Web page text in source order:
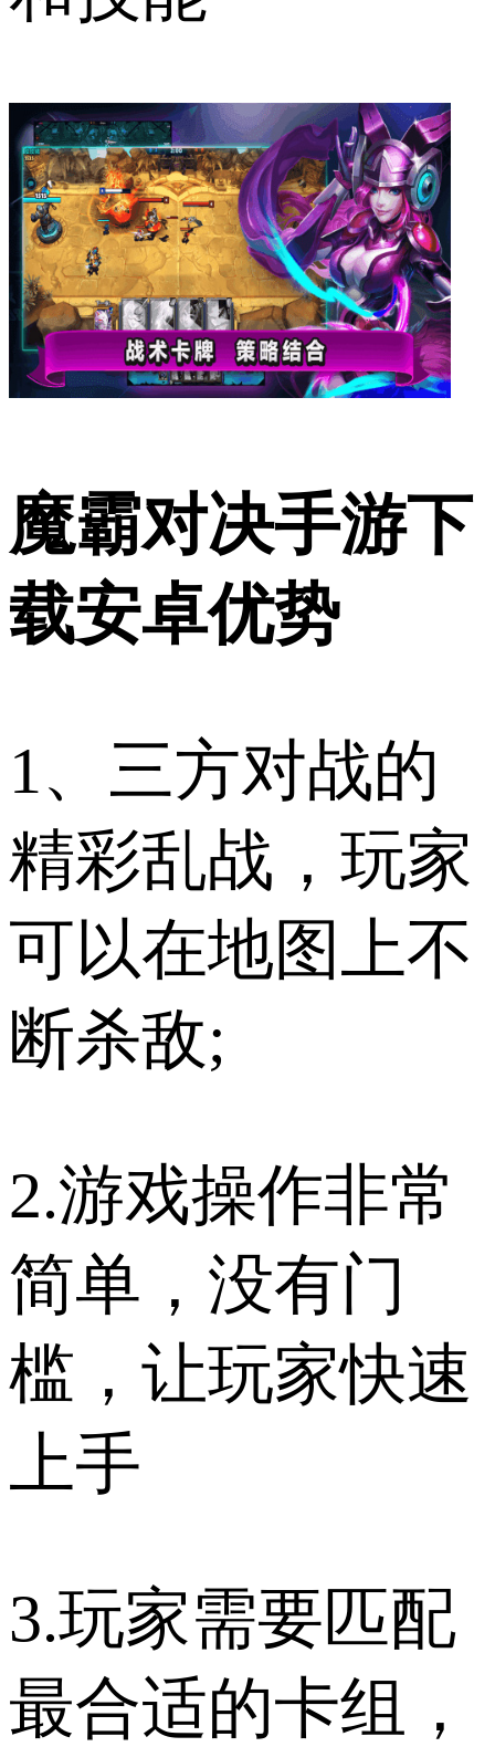
魔霸对决手游下
载安卓优势
1、三方对战的
精彩乱战，玩家
可以在地图上不
断杀敌;
2.游戏操作非常
简单，没有门
槛，让玩家快速
上手
3.玩家需要匹配
最合适的卡组，